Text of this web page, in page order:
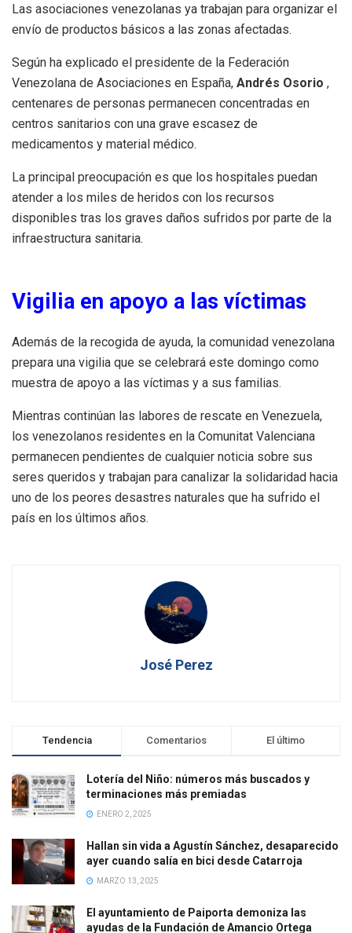
Las asociaciones venezolanas ya trabajan para organizar el
envío de productos básicos a las zonas afectadas.
Según ha explicado el presidente de la Federación
Venezolana de Asociaciones en España, Andrés Osorio ,
centenares de personas permanecen concentradas en
centros sanitarios con una grave escasez de
medicamentos y material médico.
La principal preocupación es que los hospitales puedan
atender a los miles de heridos con los recursos
disponibles tras los graves daños sufridos por parte de la
infraestructura sanitaria.
Vigilia en apoyo a las víctimas
Además de la recogida de ayuda, la comunidad venezolana
prepara una vigilia que se celebrará este domingo como
muestra de apoyo a las víctimas y a sus familias.
Mientras continúan las labores de rescate en Venezuela,
los venezolanos residentes en la Comunitat Valenciana
permanecen pendientes de cualquier noticia sobre sus
seres queridos y trabajan para canalizar la solidaridad hacia
uno de los peores desastres naturales que ha sufrido el
país en los últimos años.
José Perez
Tendencia Comentarios El último
Lotería del Niño: números más buscados y
terminaciones más premiadas
ENERO 2, 2025
Hallan sin vida a Agustín Sánchez, desaparecido
ayer cuando salía en bici desde Catarroja
MARZO 13, 2025
El ayuntamiento de Paiporta demoniza las
ayudas de la Fundación de Amancio Ortega